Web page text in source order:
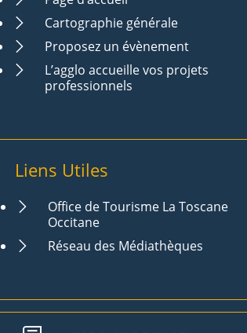
Cartographie générale
Proposez un évènement
L’agglo accueille vos projets
professionnels
Liens Utiles
Office de Tourisme La Toscane
Occitane
Réseau des Médiathèques